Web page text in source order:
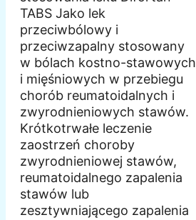
TABS Jako lek
przeciwbólowy i
przeciwzapalny stosowany
w bólach kostno-stawowych
i mięśniowych w przebiegu
chorób reumatoidalnych i
zwyrodnieniowych stawów.
Krótkotrwałe leczenie
zaostrzeń choroby
zwyrodnieniowej stawów,
reumatoidalnego zapalenia
stawów lub
zesztywniającego zapalenia